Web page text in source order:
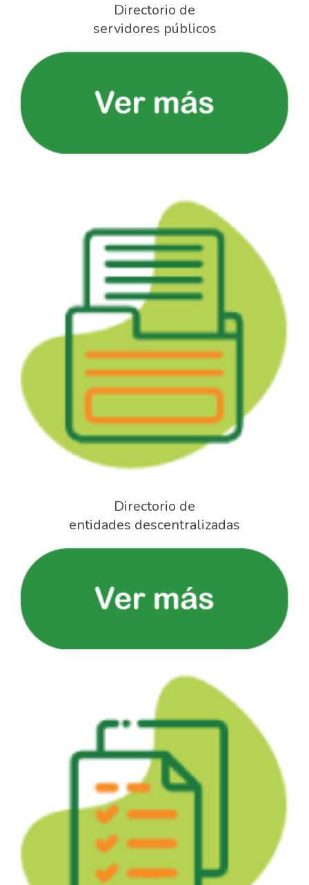
Directorio de
servidores públicos
Directorio de
entidades descentralizadas